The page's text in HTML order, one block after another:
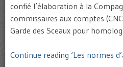
confié l’élaboration à la
commissaires aux comptes
Garde des Sceaux pour
Continue reading ‘Les normes